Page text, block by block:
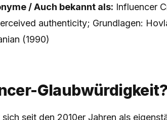
/ Auch bekannt als: Influencer
authenticity; Grundlagen:
(1990)
Glaubwürdigkeit?
seit den 2010er Jahren als